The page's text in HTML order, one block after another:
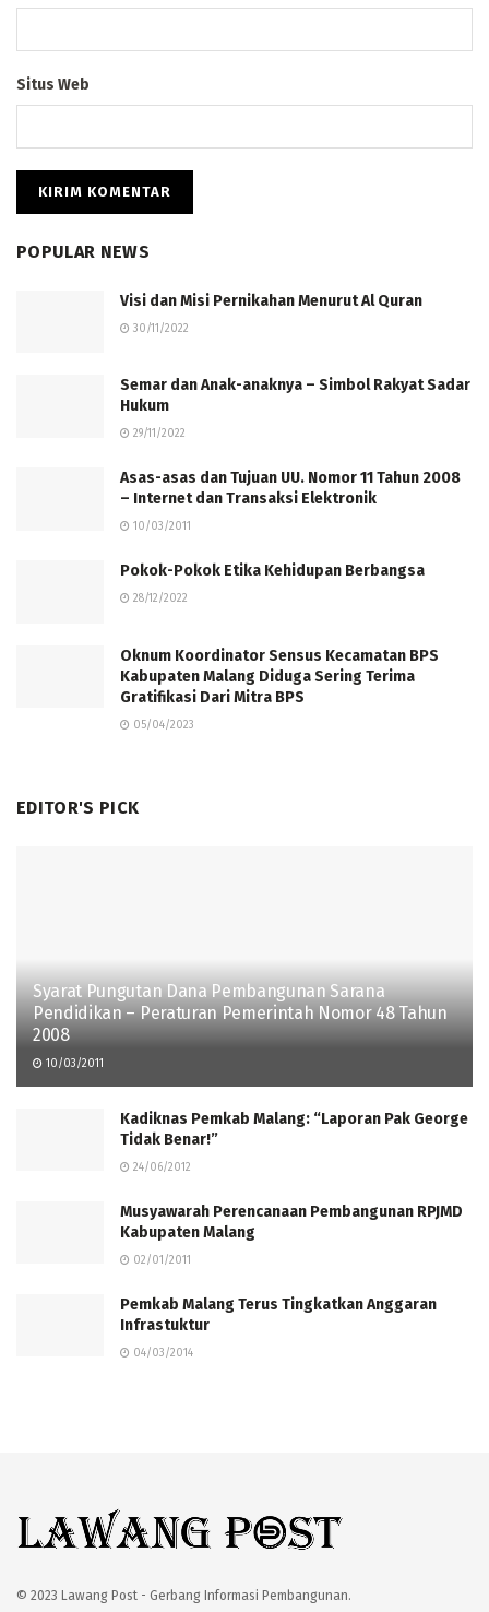
Situs Web
POPULAR NEWS
Visi dan Misi Pernikahan Menurut Al Quran
30/11/2022
Semar dan Anak-anaknya – Simbol Rakyat Sadar
Hukum
29/11/2022
Asas-asas dan Tujuan UU. Nomor 11 Tahun 2008
– Internet dan Transaksi Elektronik
10/03/2011
Pokok-Pokok Etika Kehidupan Berbangsa
28/12/2022
Oknum Koordinator Sensus Kecamatan BPS
Kabupaten Malang Diduga Sering Terima
Gratifikasi Dari Mitra BPS
05/04/2023
EDITOR'S PICK
Syarat Pungutan Dana Pembangunan Sarana
Pendidikan – Peraturan Pemerintah Nomor 48 Tahun
2008
10/03/2011
Kadiknas Pemkab Malang: “Laporan Pak George
Tidak Benar!”
24/06/2012
Musyawarah Perencanaan Pembangunan RPJMD
Kabupaten Malang
02/01/2011
Pemkab Malang Terus Tingkatkan Anggaran
Infrastuktur
04/03/2014
© 2023 Lawang Post - Gerbang Informasi Pembangunan.